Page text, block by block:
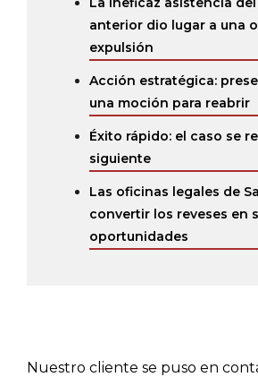
anterior dio lugar a una
expulsión
Acción estratégica:
una moción para reabrir
Éxito rápido: el caso se
siguiente
Las oficinas legales de
convertir los reveses en
oportunidades
Nuestro cliente se puso en